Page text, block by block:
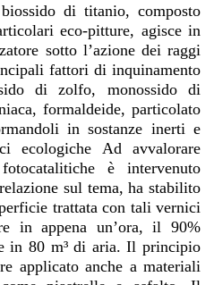
di titanio, composto
eco-pitture, agisce in
sotto l’azione dei raggi
fattori di inquinamento
di zolfo, monossido di
formaldeide, particolato
in sostanze inerti e
ecologiche Ad avvalorare
è intervenuto
sul tema, ha stabilito
trattata con tali vernici
in appena un’ora, il 90%
in 80 m³ di aria. Il principio
applicato anche a materiali